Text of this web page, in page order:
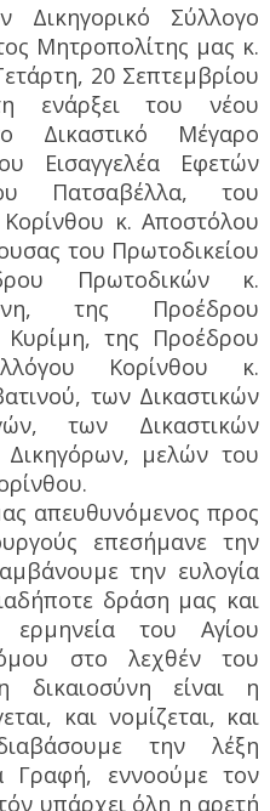
Δικηγορικό Σύλλογο
Μητροπολίτης μας κ.
20 Σεπτεμβρίου
ενάρξει του νέου
Δικαστικό Μέγαρο
Εισαγγελέα Εφετών
Πατσαβέλλα, του
κ. Αποστόλου
του Πρωτοδικείου
Πρωτοδικών κ.
της Προέδρου
της Προέδρου
Κορίνθου κ.
των Δικαστικών
των Δικαστικών
μελών του
απευθυνόμενος προς
επεσήμανε την
την ευλογία
δράση μας και
του Αγίου
στο λεχθέν του
δικαιοσύνη είναι η
και νομίζεται, και
την λέξη
Γραφή, εννοούμε τον
υπάρχει όλη η αρετή